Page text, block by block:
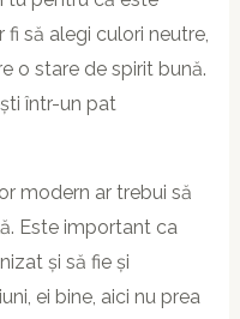
fi să alegi culori neutre,
o stare de spirit bună.
într-un pat
ar trebui să
Este important ca
și să fie și
ei bine, aici nu prea